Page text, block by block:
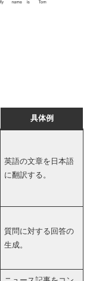
具体例
英語の文章を日本語
に翻訳する。
質問に対する回答の
生成。